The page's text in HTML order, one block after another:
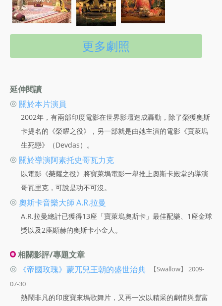
更多劇照
延伸閱讀
◎ 關於本片演員
2002年，有兩部印度電影在世界影壇造成轟動，除了榮獲奧斯
卡提名的《榮耀之役》，另一部就是由她主演的電影《寶萊塢
生死戀》（Devdas）。
◎ 關於導演阿素托史哥瓦力克
以電影《榮耀之役》將寶萊塢電影一舉推上奧斯卡殿堂的導演
哥瓦里克，可說是功不可沒。
◎ 奧斯卡音樂大師 A.R.拉曼
A.R.拉曼總計已獲得13座「寶萊塢奧斯卡」最佳配樂、1座金球
獎以及2座顯赫的奧斯卡小金人。
相關影評/專題文章
◎
《帝國玫瑰》蒙兀兒王朝的盛世治典
【Swallow】 2009-
07-30
熱鬧非凡的印度寶來塢歌舞片，又再一次以精采的劇情與豐富